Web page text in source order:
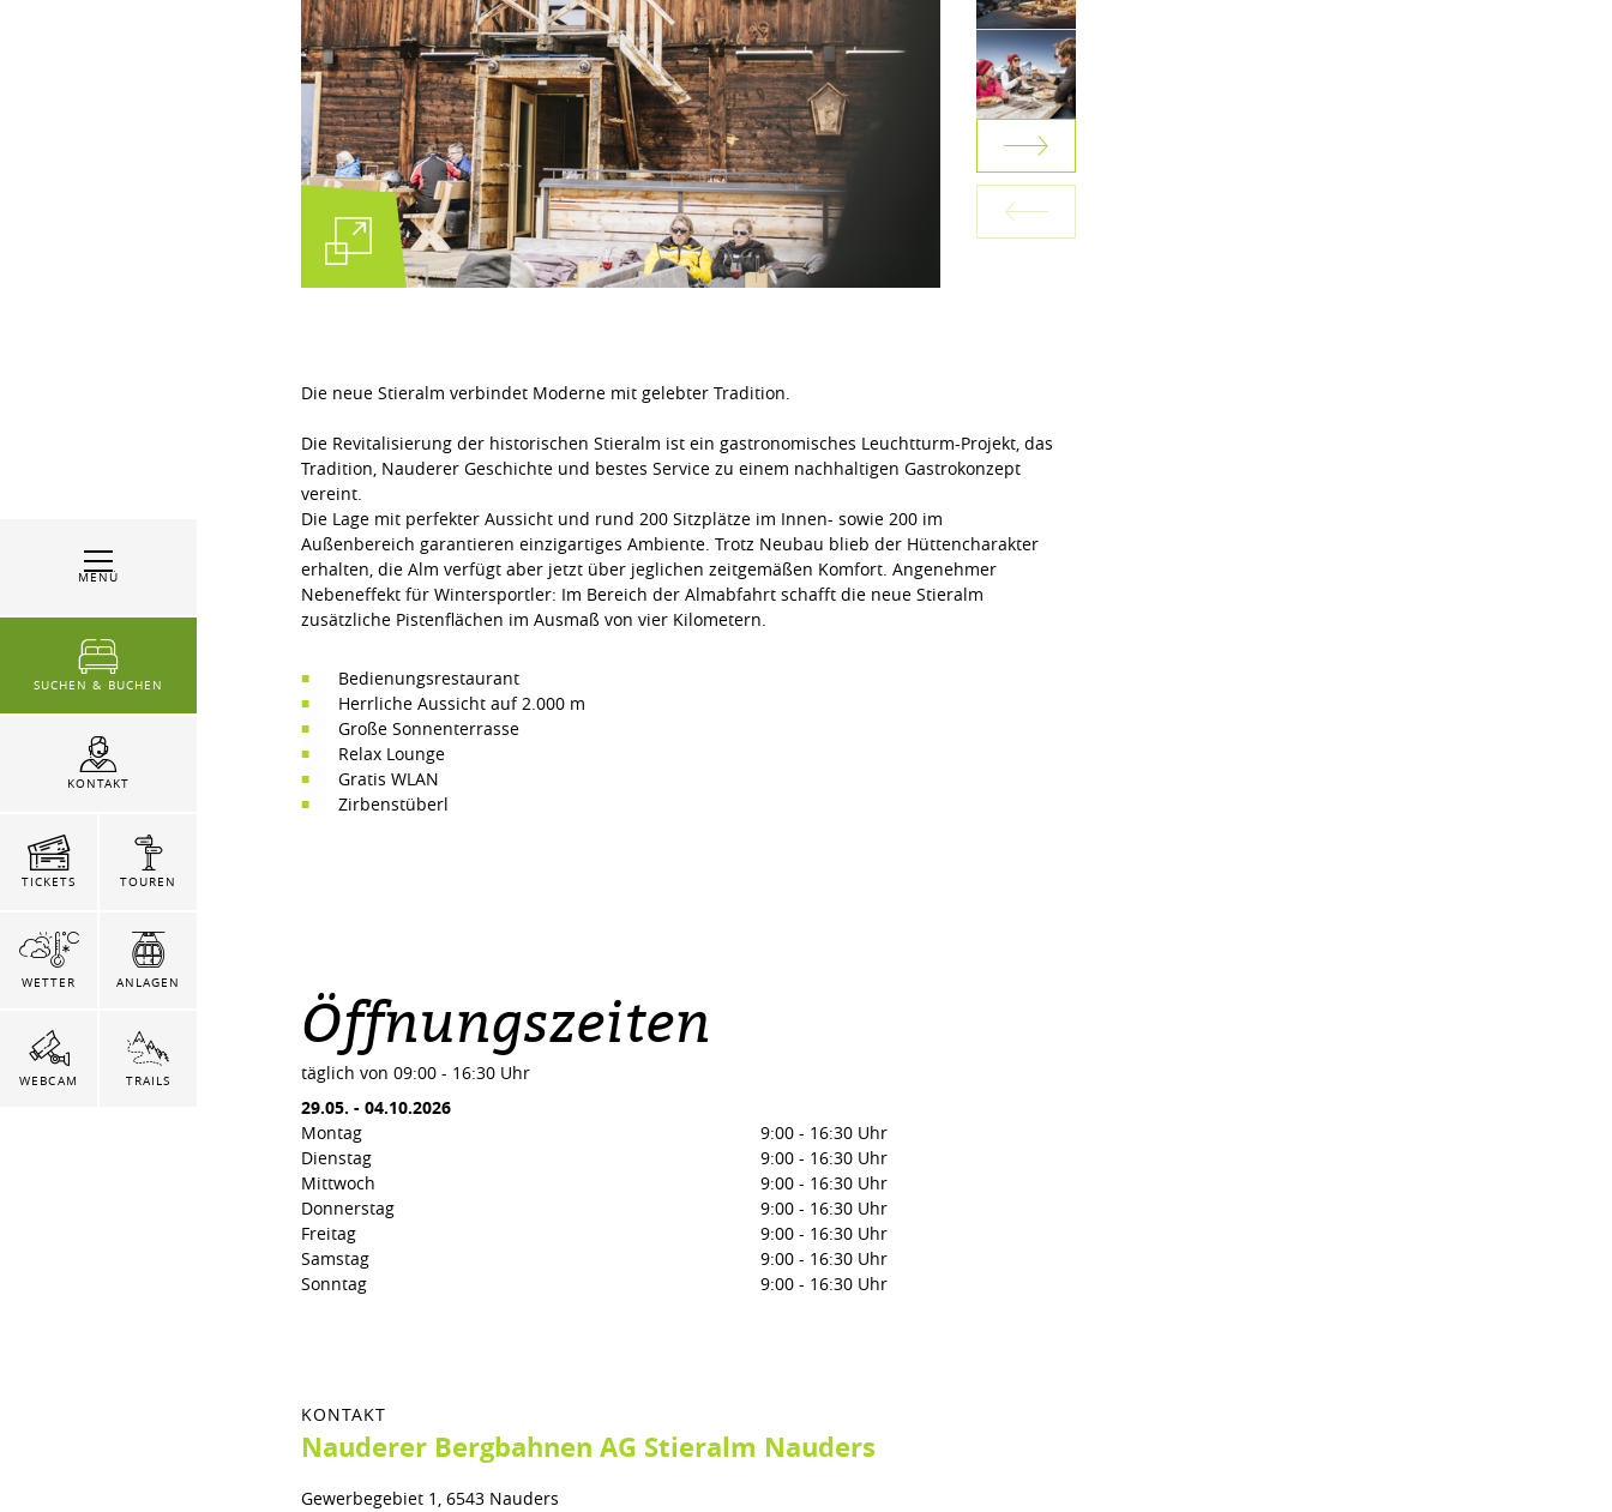
MENÜ
SUCHEN & BUCHEN
KONTAKT
TICKETS TOUREN
WETTER ANLAGEN
WEBCAM TRAILS
Die neue Stieralm verbindet Moderne mit gelebter Tradition.
Die Revitalisierung der historischen Stieralm ist ein gastronomisches Leuchtturm-Projekt, das
Tradition, Nauderer Geschichte und bestes Service zu einem nachhaltigen Gastrokonzept
vereint.
Die Lage mit perfekter Aussicht und rund 200 Sitzplätze im Innen- sowie 200 im
Außenbereich garantieren einzigartiges Ambiente. Trotz Neubau blieb der Hüttencharakter
erhalten, die Alm verfügt aber jetzt über jeglichen zeitgemäßen Komfort. Angenehmer
Nebeneffekt für Wintersportler: Im Bereich der Almabfahrt schafft die neue Stieralm
zusätzliche Pistenflächen im Ausmaß von vier Kilometern.
Bedienungsrestaurant
Herrliche Aussicht auf 2.000 m
Große Sonnenterrasse
Relax Lounge
Gratis WLAN
Zirbenstüberl
Öffnungszeiten
täglich von 09:00 - 16:30 Uhr
29.05. - 04.10.2026
Montag
9:00 - 16:30 Uhr
Dienstag
9:00 - 16:30 Uhr
Mittwoch
9:00 - 16:30 Uhr
Donnerstag
9:00 - 16:30 Uhr
Freitag
9:00 - 16:30 Uhr
Samstag
9:00 - 16:30 Uhr
Sonntag
9:00 - 16:30 Uhr
KONTAKT
Nauderer Bergbahnen AG Stieralm Nauders
Gewerbegebiet 1, 6543 Nauders